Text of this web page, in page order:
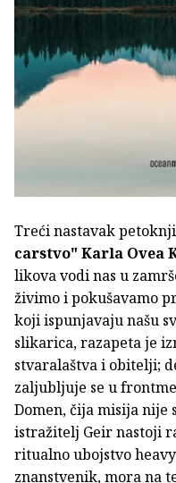
Treći nastavak
carstvo" Karla Ovea
likova vodi nas u
živimo i pokušavamo
koji ispunjavaju našu
slikarica, razapeta je
stvaralaštva i obitelji;
zaljubljuje se u
Domen, čija misija nije
istražitelj Geir nastoji
ritualno ubojstvo
znanstvenik, mora na